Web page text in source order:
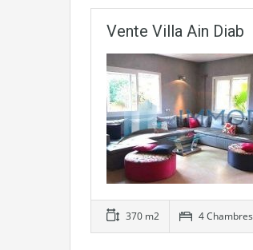
Vente Villa Ain Diab
370 m2 4 Chambres